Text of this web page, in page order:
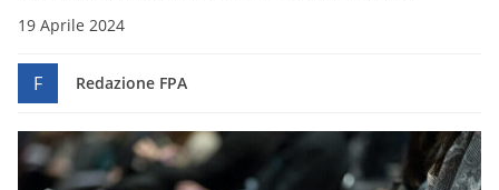
19 Aprile 2024
F Redazione FPA